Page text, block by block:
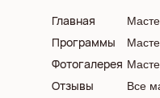
Главная
Программы
Фотогалерея
Отзывы
Все